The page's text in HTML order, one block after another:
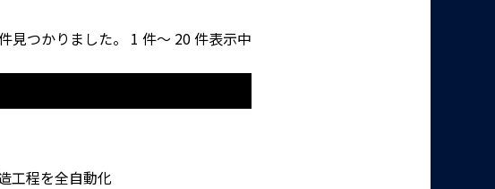
見つかりました。 1 件～ 20 件表示中
工程を全自動化